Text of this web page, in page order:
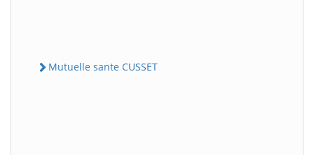
Mutuelle sante CUSSET